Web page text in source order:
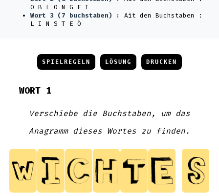
O B L O N G E I
Wort 3 (7 buchstaben) :
Ait den Buchstaben :
L I N S T E Ö
SPIELREGELN LÖSUNG DRUCKEN
WORT 1
Verschiebe die Buchstaben, um das
Anagramm dieses Wortes zu finden.